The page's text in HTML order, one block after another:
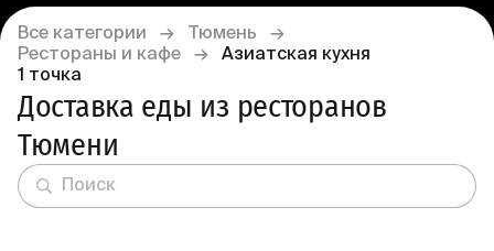
Все категории → Тюмень
→
Рестораны и кафе
→
Азиатская кухня
1 точка
Доставка еды из ресторанов
Тюмени